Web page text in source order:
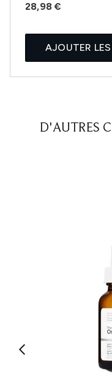
28,98 €
AJOUTER
D'AUTRES